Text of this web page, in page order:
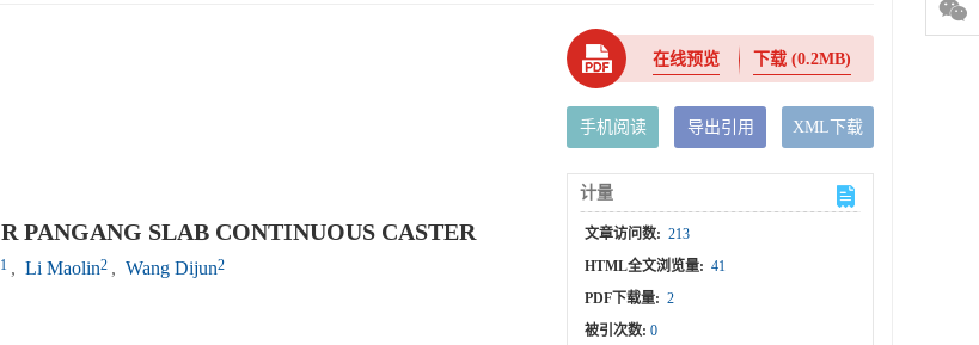
PANGANG SLAB CONTINUOUS CASTER
1 , Li Maolin2 , Wang Dijun2
在线预览 下载(0.2MB)
手机阅读 导出引用 XML下载
计量
文章访问数: 213
HTML全文浏览量: 41
PDF下载量: 2
被引次数:0